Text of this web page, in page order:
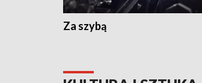
Za szybą